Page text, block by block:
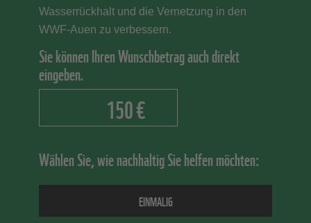
Wasserrückhalt und die Vernetzung in den
WWF-Auen zu verbessern.
Sie können Ihren Wunschbetrag auch direkt
eingeben.
€
Wählen Sie, wie nachhaltig Sie helfen möchten:
EINMALIG